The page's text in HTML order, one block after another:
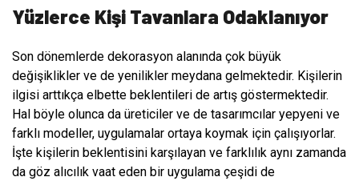
Yüzlerce Kişi Tavanlara Odaklanıyor
Son dönemlerde dekorasyon alanında çok büyük
değişiklikler ve de yenilikler meydana gelmektedir. Kişilerin
ilgisi arttıkça elbette beklentileri de artış göstermektedir.
Hal böyle olunca da üreticiler ve de tasarımcılar yepyeni ve
farklı modeller, uygulamalar ortaya koymak için çalışıyorlar.
İşte kişilerin beklentisini karşılayan ve farklılık aynı zamanda
da göz alıcılık vaat eden bir uygulama çeşidi de